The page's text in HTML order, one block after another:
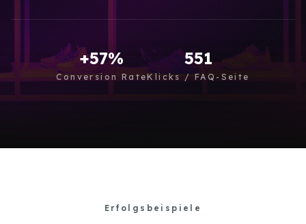
+57%
Conversion Rate
551
Klicks / FAQ-Seite
Erfolgsbeispiele